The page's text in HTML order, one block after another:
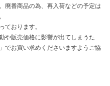
廃番商品の為、再入荷などの予定は
ております。
や販売価格に影響が出てしまうた
でお買い求めくださいますようご協